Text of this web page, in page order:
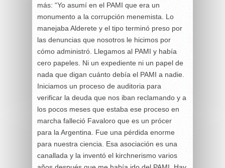
más: “Yo asumí en el PAMI que era un
monumento a la corrupción menemista. Lo
manejaba Alderete y el tipo terminó preso por
las denuncias que nosotros le hicimos por
cómo administró. Llegamos al PAMI y había
cero papeles. Ni un expediente ni un papel de
nada que digan cuánto debía el PAMI a nadie.
Iniciamos un proceso de auditoria para
verificar la deuda que nos iban reclamando y a
los pocos meses que estaba ese proceso en
marcha falleció Favaloro que es un prócer
para la Argentina. Fue una pérdida enorme
para nuestra ciencia. Esa asociación es una
canallada y la inventó el kirchnerismo varios